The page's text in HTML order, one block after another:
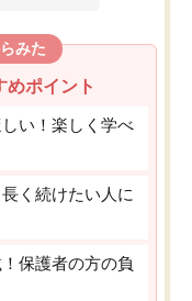
みた
めポイント
い！楽しく学べ
く続けたい人に
保護者の方の負